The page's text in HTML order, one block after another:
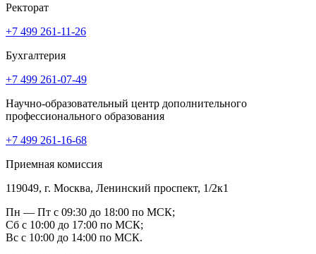
Ректорат
+7 499 261-11-26
Бухгалтерия
+7 499 261-07-49
Научно-образовательный центр дополнительного
профессионального образования
+7 499 261-16-68
Приемная комиссия
119049, г. Москва, Ленинский проспект, 1/2к1
Пн — Пт с 09:30 до 18:00 по МСК;
Сб с 10:00 до 17:00 по МСК;
Вс с 10:00 до 14:00 по МСК.